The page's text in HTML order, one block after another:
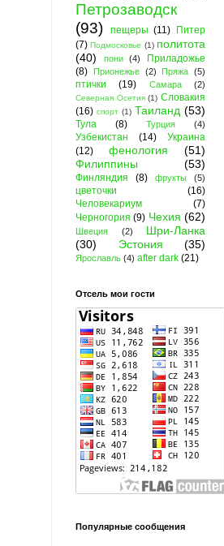
Петрозаводск
(93)
пещеры (11)
Питер
(7) Подмосковье (1) политота
(40)
пони (4)
Приладожье
(8) Прионежье (2) Пряжа (5)
птички (19) Самара (2)
Северная Осетия (1) Словакия
(16) спорт (1) Таиланд (53)
Тула (8) Турция (4)
Узбекистан (14)
Украина
(12)
фенология
(51)
Филиппины
(53)
Финляндия (8) фрукты (5)
цветочки
(16)
Человекариум
(7)
Черногория (9) Чехия (62)
Швеция (2)
Шри-Ланка
(30)
Эстония (35)
Ярославль (4) after dark (21)
Отсель мои гости
Популярные сообщения